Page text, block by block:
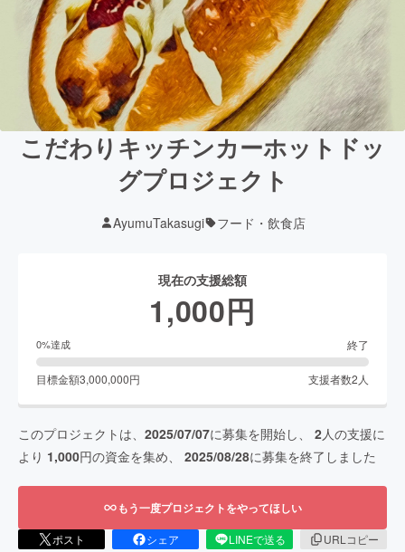
こだわりキッチンカーホットドッ
グプロジェクト
AyumuTakasugi フード・飲食店
現在の支援総額
1,000円
0%達成 終了
目標金額3,000,000円 支援者数2 人
このプロジェクトは、 2025/07/07に募集を開始し、 2人の支援に
より 1,000円の資金を集め、 2025/08/28に募集を終了しました
もう一度プロジェクトをやってほしい
ポスト シェア LINEで送る
URLコピー